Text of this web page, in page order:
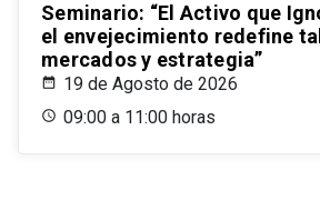
Seminario: “El Activo que
el envejecimiento redefine
mercados y estrategia”
19 de Agosto de 2026
09:00 a 11:00 horas